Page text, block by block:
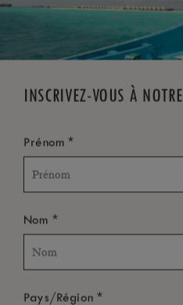
INSCRIVEZ-VOUS À
Prénom*
Nom *
Pays/Région*